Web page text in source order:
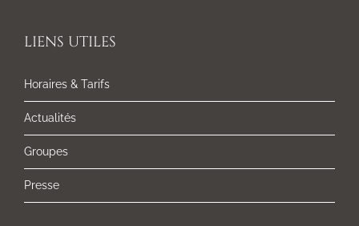
LIENS UTILES
Horaires & Tarifs
Actualités
Groupes
Presse